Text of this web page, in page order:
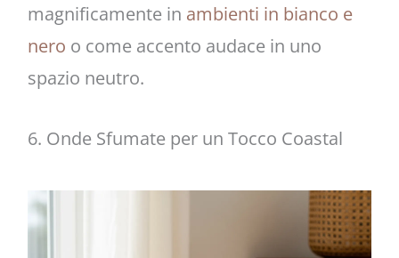
magnificamente in ambienti in bianco e
nero o come accento audace in uno
spazio neutro.
6. Onde Sfumate per un Tocco Coastal